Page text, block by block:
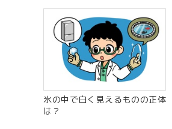
氷の中で白く見えるものの正体
は？